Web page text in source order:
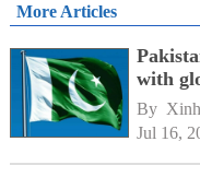
More Articles
with
By
Jul 16,